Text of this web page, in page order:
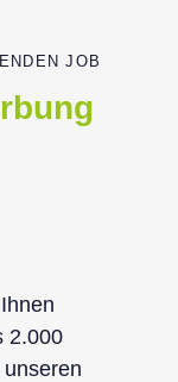
JOB
2.000